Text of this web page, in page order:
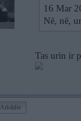
16 Mar
Nē, nē,
Tas urin ir
Atbildēt